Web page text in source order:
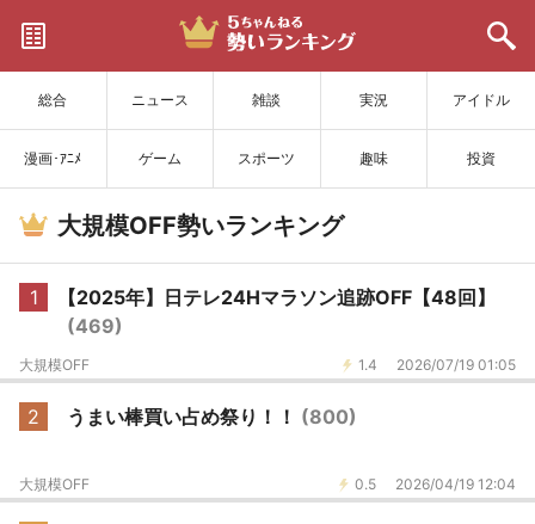
総合 ニュース 雑談 実況 アイドル
漫画･ｱﾆﾒ ゲーム スポーツ 趣味 投資
サイトを更新
大規模OFF勢いランキング
1
【2025年】日テレ24Hマラソン追跡OFF【48回】
(469)
1.4 2026/07/19 01:05
大規模OFF
2 うまい棒買い占め祭り！！ (800)
0.5 2026/04/19 12:04
大規模OFF